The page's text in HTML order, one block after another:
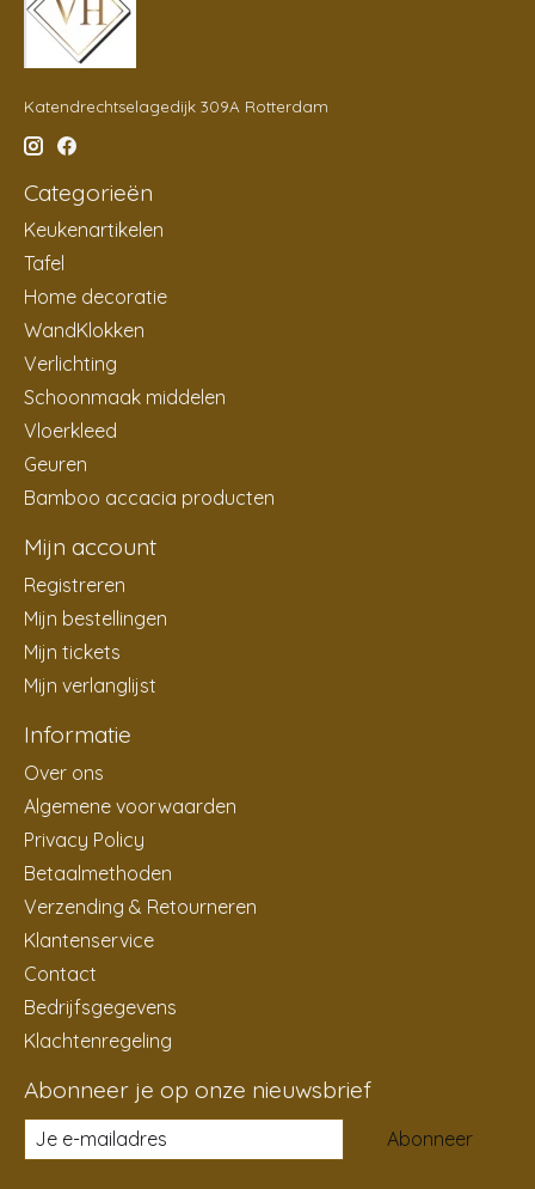
Katendrechtselagedijk 309A Rotterdam
Categorieën
Keukenartikelen
Tafel
Home decoratie
WandKlokken
Verlichting
Schoonmaak middelen
Vloerkleed
Geuren
Bamboo accacia producten
Mijn account
Registreren
Mijn bestellingen
Mijn tickets
Mijn verlanglijst
Informatie
Over ons
Algemene voorwaarden
Privacy Policy
Betaalmethoden
Verzending & Retourneren
Klantenservice
Contact
Bedrijfsgegevens
Klachtenregeling
Abonneer je op onze nieuwsbrief
Abonneer